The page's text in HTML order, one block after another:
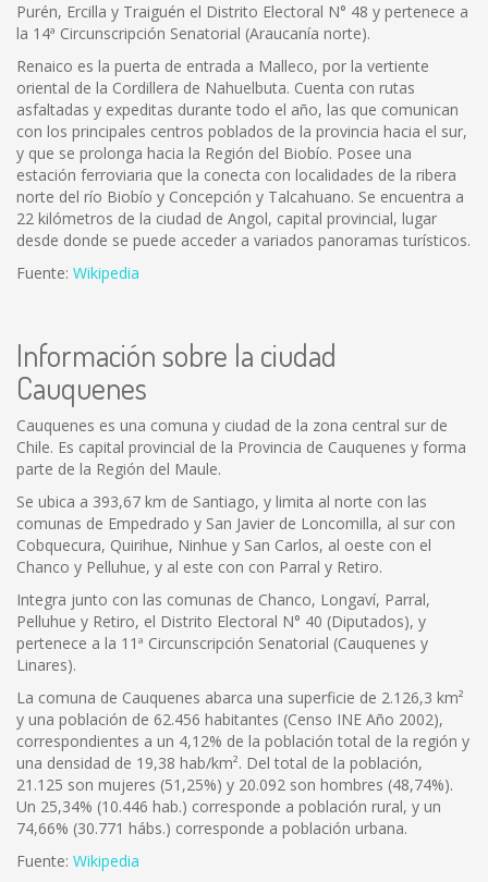
Purén, Ercilla y Traiguén el Distrito Electoral N° 48 y pertenece a
la 14ª Circunscripción Senatorial (Araucanía norte).
Renaico es la puerta de entrada a Malleco, por la vertiente
oriental de la Cordillera de Nahuelbuta. Cuenta con rutas
asfaltadas y expeditas durante todo el año, las que comunican
con los principales centros poblados de la provincia hacia el sur,
y que se prolonga hacia la Región del Biobío. Posee una
estación ferroviaria que la conecta con localidades de la ribera
norte del río Biobío y Concepción y Talcahuano. Se encuentra a
22 kilómetros de la ciudad de Angol, capital provincial, lugar
desde donde se puede acceder a variados panoramas turísticos.
Fuente: Wikipedia
Información sobre la ciudad
Cauquenes
Cauquenes es una comuna y ciudad de la zona central sur de
Chile. Es capital provincial de la Provincia de Cauquenes y forma
parte de la Región del Maule.
Se ubica a 393,67 km de Santiago, y limita al norte con las
comunas de Empedrado y San Javier de Loncomilla, al sur con
Cobquecura, Quirihue, Ninhue y San Carlos, al oeste con el
Chanco y Pelluhue, y al este con con Parral y Retiro.
Integra junto con las comunas de Chanco, Longaví, Parral,
Pelluhue y Retiro, el Distrito Electoral N° 40 (Diputados), y
pertenece a la 11ª Circunscripción Senatorial (Cauquenes y
Linares).
La comuna de Cauquenes abarca una superficie de 2.126,3 km²
y una población de 62.456 habitantes (Censo INE Año 2002),
correspondientes a un 4,12% de la población total de la región y
una densidad de 19,38 hab/km². Del total de la población,
21.125 son mujeres (51,25%) y 20.092 son hombres (48,74%).
Un 25,34% (10.446 hab.) corresponde a población rural, y un
74,66% (30.771 hábs.) corresponde a población urbana.
Fuente: Wikipedia